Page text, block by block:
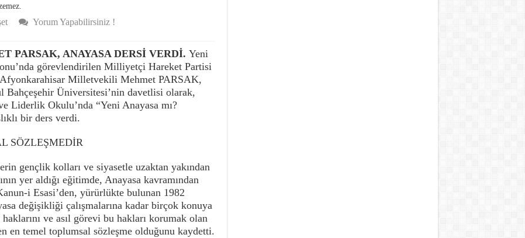
Yorum Yapabilirsiniz !
PARSAK, ANAYASA DERSİ VERDİ. Yeni
görevlendirilen Milliyetçi Hareket Partisi
Milletvekili Mehmet PARSAK,
Bahçeşehir Üniversitesi’nin davetlisi olarak,
Liderlik Okulu’nda “Yeni Anayasa mı?
bir ders verdi.
SÖZLEŞMEDİR
gençlik kolları ve siyasetle uzaktan yakından
yer aldığı eğitimde, Anayasa kavramından
i Esasi’den, yürürlükte bulunan 1982
değişikliği çalışmalarına kadar birçok konuya
ve asıl görevi bu hakları korumak olan
en temel toplumsal sözleşme olduğunu kaydetti.